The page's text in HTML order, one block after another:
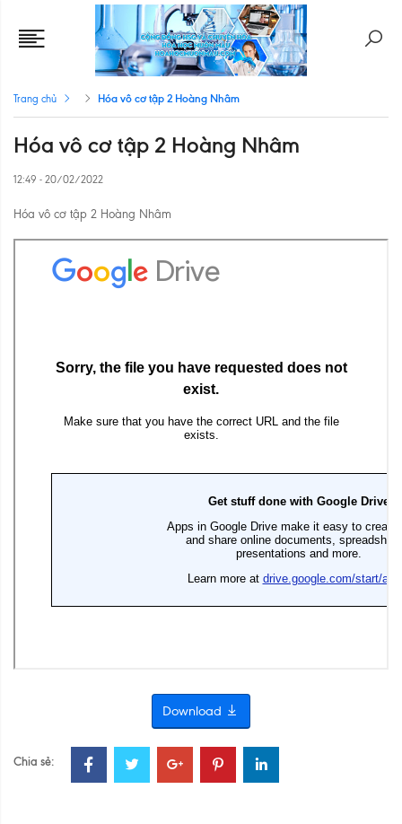
Trang chủ Hóa vô cơ tập 2 Hoàng Nhâm
Hóa vô cơ tập 2 Hoàng Nhâm
12:49 - 20/02/2022
Hóa vô cơ tập 2 Hoàng Nhâm
Download
Chia sẻ: